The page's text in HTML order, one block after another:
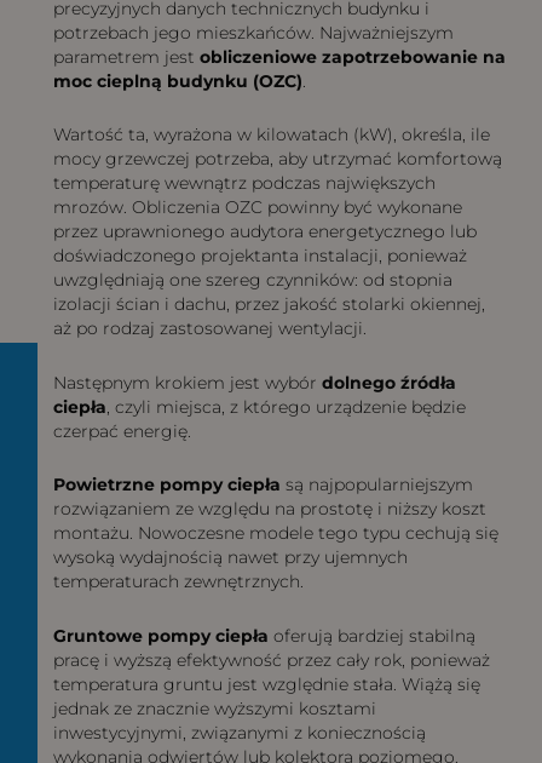
precyzyjnych danych technicznych budynku i
potrzebach jego mieszkańców. Najważniejszym
parametrem jest obliczeniowe zapotrzebowanie na
moc cieplną budynku (OZC).
Wartość ta, wyrażona w kilowatach (kW), określa, ile
mocy grzewczej potrzeba, aby utrzymać komfortową
temperaturę wewnątrz podczas największych
mrozów. Obliczenia OZC powinny być wykonane
przez uprawnionego audytora energetycznego lub
doświadczonego projektanta instalacji, ponieważ
uwzględniają one szereg czynników: od stopnia
izolacji ścian i dachu, przez jakość stolarki okiennej,
aż po rodzaj zastosowanej wentylacji.
Następnym krokiem jest wybór dolnego źródła
ciepła, czyli miejsca, z którego urządzenie będzie
czerpać energię.
Powietrzne pompy ciepła są najpopularniejszym
rozwiązaniem ze względu na prostotę i niższy koszt
montażu. Nowoczesne modele tego typu cechują się
wysoką wydajnością nawet przy ujemnych
temperaturach zewnętrznych.
Gruntowe pompy ciepła oferują bardziej stabilną
pracę i wyższą efektywność przez cały rok, ponieważ
temperatura gruntu jest względnie stała. Wiążą się
jednak ze znacznie wyższymi kosztami
inwestycyjnymi, związanymi z koniecznością
wykonania odwiertów lub kolektora poziomego.